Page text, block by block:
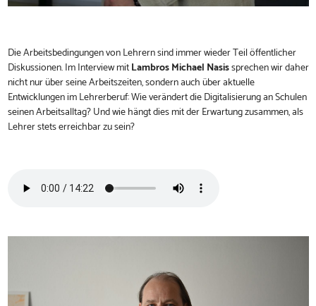
Die Arbeitsbedingungen von Lehrern sind immer wieder Teil öffentlicher
Diskussionen. Im Interview mitLambros Michael Nasissprechen wir daher
nicht nur über seine Arbeitszeiten, sondern auch über aktuelle
Entwicklungen im Lehrerberuf: Wie verändert die Digitalisierung an Schulen
seinen Arbeitsalltag? Und wie hängt dies mit der Erwartung zusammen, als
Lehrer stets erreichbar zu sein?